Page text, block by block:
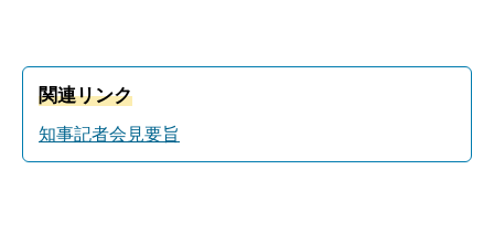
関連リンク
知事記者会見要旨